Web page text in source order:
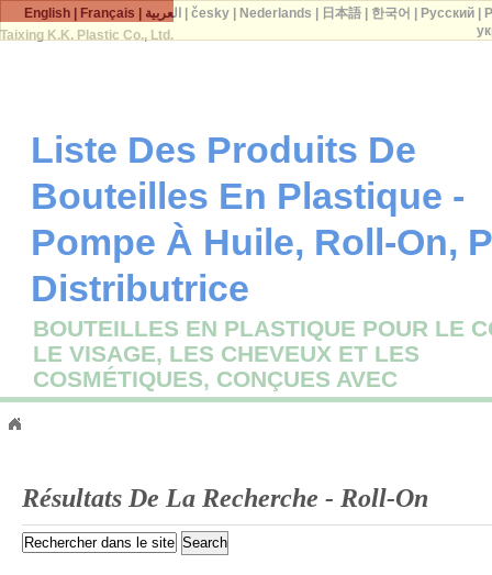
Taixing K.K. Plastic Co., Ltd.
Liste Des Produits De
Bouteilles En Plastique -
Pompe À Huile, Roll-On,
Distributrice
BOUTEILLES EN PLASTIQUE POUR LE
LE VISAGE, LES CHEVEUX ET LES
COSMÉTIQUES, CONÇUES AVEC
Résultats De La Recherche - Roll-On
English Français العربية |česky Nederlands 日本語 한국어 Русский